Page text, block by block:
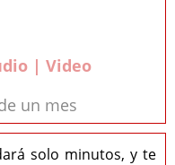
| Video
un mes
solo minutos, y te